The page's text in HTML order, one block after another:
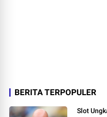
BERITA TERPOPULER
Slot